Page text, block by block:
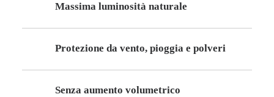
Massima luminosità naturale
Protezione da vento, pioggia e polveri
Senza aumento volumetrico